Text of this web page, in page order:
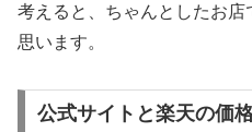
考えると、ちゃんとしたお
思います。
公式サイトと楽天の価